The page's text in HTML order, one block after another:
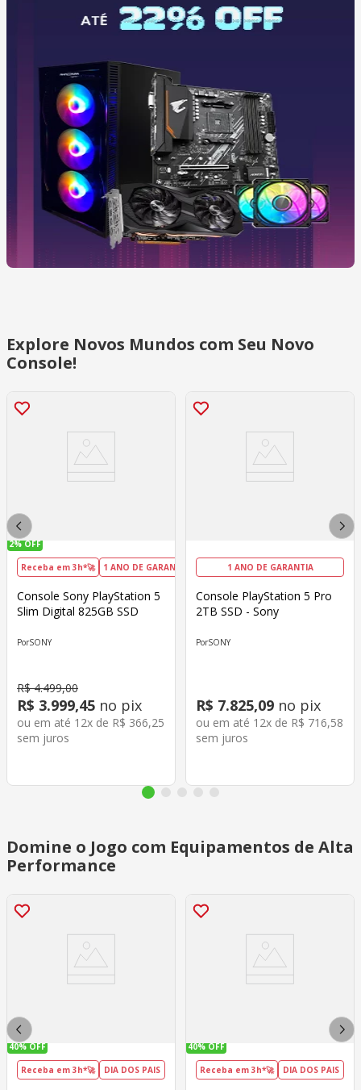
Explore Novos Mundos com Seu Novo
Console!
2%OFF
Receba em 3h*🚀 1 ANO DE GARANTIA DIA DOS PAIS
Console Sony PlayStation 5
Slim Digital 825GB SSD
SONY
R$ 4.499,00
R$ 3.999,45 no pix
ou em até 12x de R$ 366,25
sem juros
1 ANO DE GARANTIA
Console PlayStation 5 Pro
2TB SSD - Sony
SONY
R$ 7.825,09 no pix
ou em até 12x de R$ 716,58
sem juros
Domine o Jogo com Equipamentos de Alta
Performance
40%OFF
Receba em 3h*🚀 DIA DOS PAIS
40%OFF
Receba em 3h*🚀 DIA DOS PAIS